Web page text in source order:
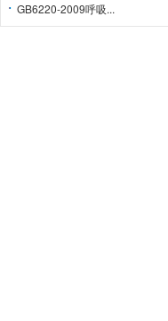
GB6220-2009呼吸...